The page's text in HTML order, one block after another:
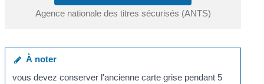
Agence nationale des titres sécurisés (ANTS)
À noter
vous devez conserver l'ancienne carte grise pendant 5